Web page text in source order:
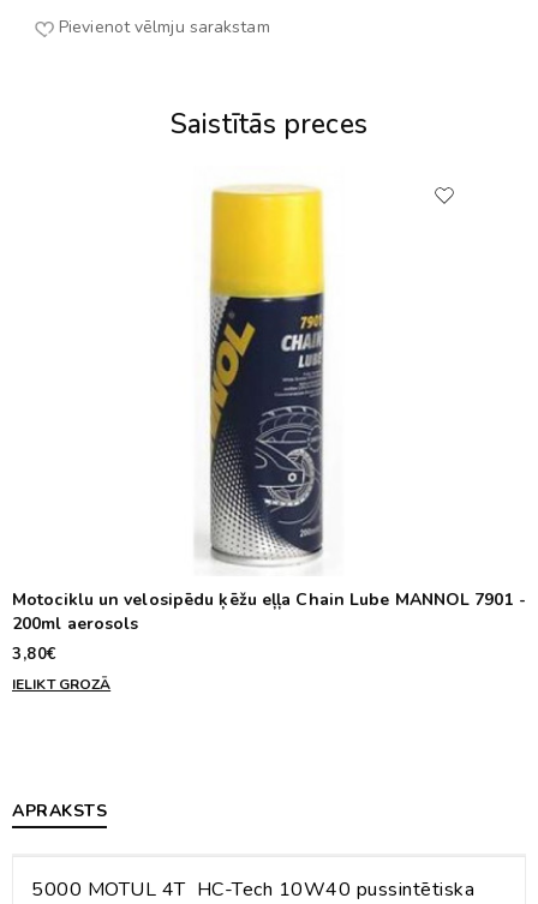
Pievienot vēlmju sarakstam
Saistītās preces
Motociklu un velosipēdu ķēžu eļļa Chain Lube MANNOL 7901 -
200ml aerosols
3,80€
IELIKT GROZĀ
APRAKSTS
5000 MOTUL 4T HC-Tech 10W40 pussintētiska